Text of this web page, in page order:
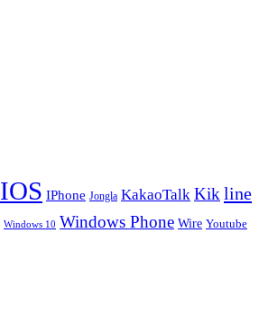
IOS IPhone Jongla KakaoTalk Kikline
Windows 10 Windows Phone Wire Youtube